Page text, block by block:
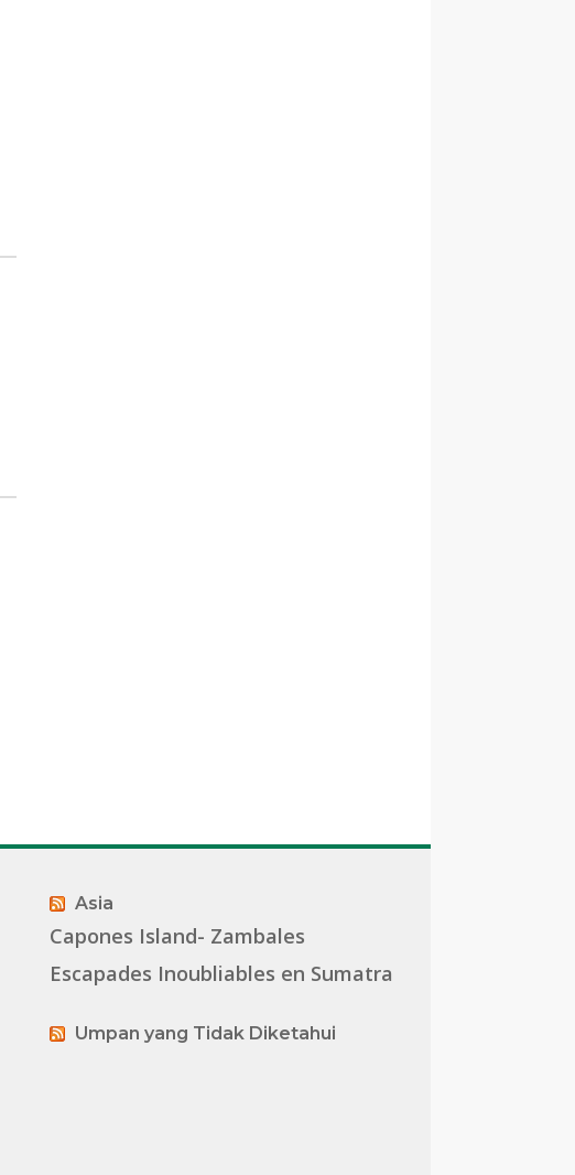
Asia
Capones Island- Zambales
Escapades Inoubliables en Sumatra
Umpan yang Tidak Diketahui